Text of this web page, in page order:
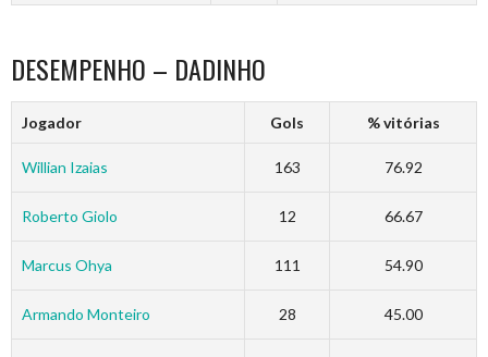
DESEMPENHO – DADINHO
Jogador Gols % vitórias
Willian Izaias 163 76.92
Roberto Giolo 12 66.67
Marcus Ohya 111 54.90
Armando Monteiro 28 45.00